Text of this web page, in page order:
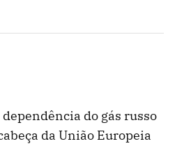
do gás russo
da União Europeia